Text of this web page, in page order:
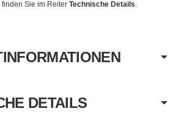
Sie im Reiter Technische Details
DETAILS